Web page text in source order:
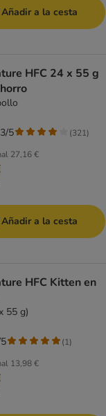
Añadir a la cesta
HFC 24 x 55 g
27,16 €
5 (321)
Añadir a la cesta
HFC Kitten en
55 g)
13,98 €
(1)